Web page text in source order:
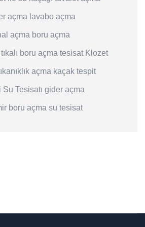
açma lavabo açma
açma boru açma
tıkalı boru açma tesisat Klozet
açma kaçak tespit
Su Tesisatı gider açma
boru açma su tesisat